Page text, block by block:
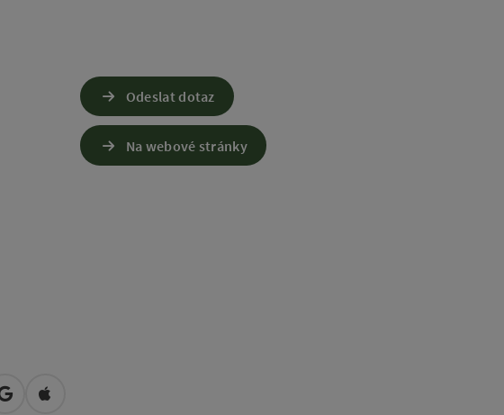
Otevřít v Mapách Google
Otevřít v Mapách Apple
Odeslat dotaz
Na webové stránky